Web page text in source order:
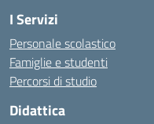
I Servizi
Personale scolastico
Famiglie e studenti
Percorsi di studio
Didattica